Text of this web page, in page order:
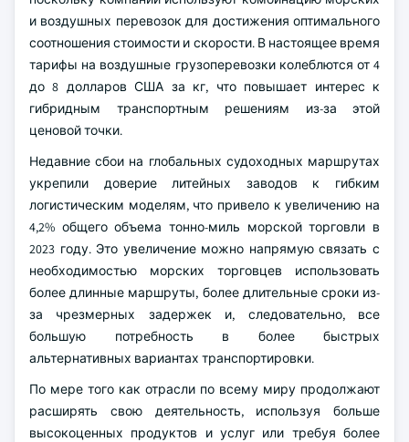
и воздушных перевозок для достижения оптимального
соотношения стоимости и скорости. В настоящее время
тарифы на воздушные грузоперевозки колеблются от 4
до 8 долларов США за кг, что повышает интерес к
гибридным транспортным решениям из-за этой
ценовой точки.
Недавние сбои на глобальных судоходных маршрутах
укрепили доверие литейных заводов к гибким
логистическим моделям, что привело к увеличению на
4,2% общего объема тонно-миль морской торговли в
2023 году. Это увеличение можно напрямую связать с
необходимостью морских торговцев использовать
более длинные маршруты, более длительные сроки из-
за чрезмерных задержек и, следовательно, все
большую потребность в более быстрых
альтернативных вариантах транспортировки.
По мере того как отрасли по всему миру продолжают
расширять свою деятельность, используя больше
высокоценных продуктов и услуг или требуя более